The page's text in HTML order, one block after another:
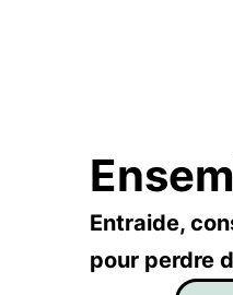
Entraide,
pour perdre